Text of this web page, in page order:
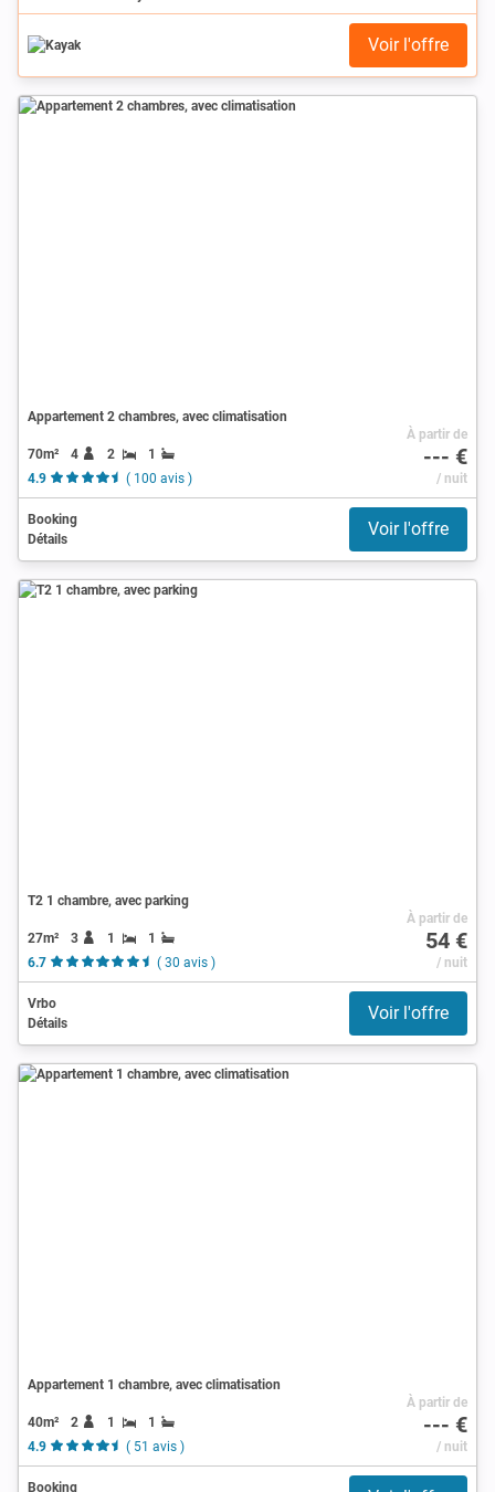
Voir l'offre
Appartement 2 chambres, avec climatisation
70m² 4 2
1
4.9
( 100 avis )
À partir de
--- €
/ nuit
Booking
Détails
Voir l'offre
T2 1 chambre, avec parking
27m² 3 1
1
6.7
( 30 avis )
À partir de
54 €
/ nuit
Vrbo
Détails
Voir l'offre
Appartement 1 chambre, avec climatisation
40m² 2 1
1
4.9
( 51 avis )
À partir de
--- €
/ nuit
Booking